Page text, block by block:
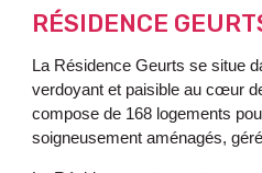
ici: départ
RÉSIDENCE
La Résidence Geurts se situe
verdoyant et paisible au cœur
compose de 168 logements
soigneusement aménagés,